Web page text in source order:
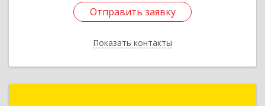
Отправить заявку
Показать контакты
Отправить заявку
Назад